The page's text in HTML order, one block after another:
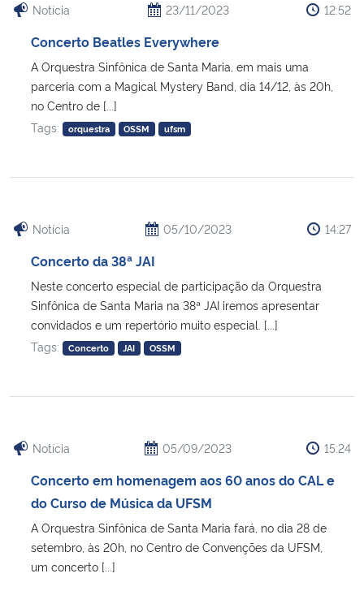
Notícia 23/11/2023 12:52
Concerto Beatles Everywhere
A Orquestra Sinfônica de Santa Maria, em mais uma
parceria com a Magical Mystery Band, dia 14/12, às 20h,
no Centro de [...]
Tags:
orquestra OSSM ufsm
Notícia 05/10/2023 14:27
Concerto da 38ª JAI
Neste concerto especial de participação da Orquestra
Sinfônica de Santa Maria na 38ª JAI iremos apresentar
convidados e um repertório muito especial. [...]
Tags:
Concerto JAI OSSM
Notícia 05/09/2023 15:24
Concerto em homenagem aos 60 anos do CAL e
do Curso de Música da UFSM
A Orquestra Sinfônica de Santa Maria fará, no dia 28 de
setembro, às 20h, no Centro de Convenções da UFSM,
um concerto [...]